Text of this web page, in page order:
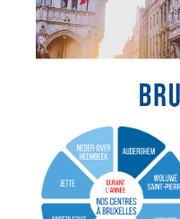
Cours
adultes
écoles
Brochures
JOBS